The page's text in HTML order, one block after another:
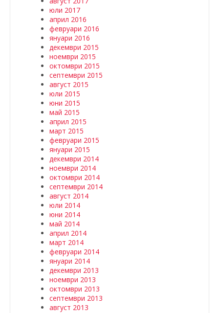
юли 2017
април 2016
февруари 2016
януари 2016
декември 2015
ноември 2015
октомври 2015
септември 2015
август 2015
юли 2015
юни 2015
май 2015
април 2015
март 2015
февруари 2015
януари 2015
декември 2014
ноември 2014
октомври 2014
септември 2014
август 2014
юли 2014
юни 2014
май 2014
април 2014
март 2014
февруари 2014
януари 2014
декември 2013
ноември 2013
октомври 2013
септември 2013
август 2013